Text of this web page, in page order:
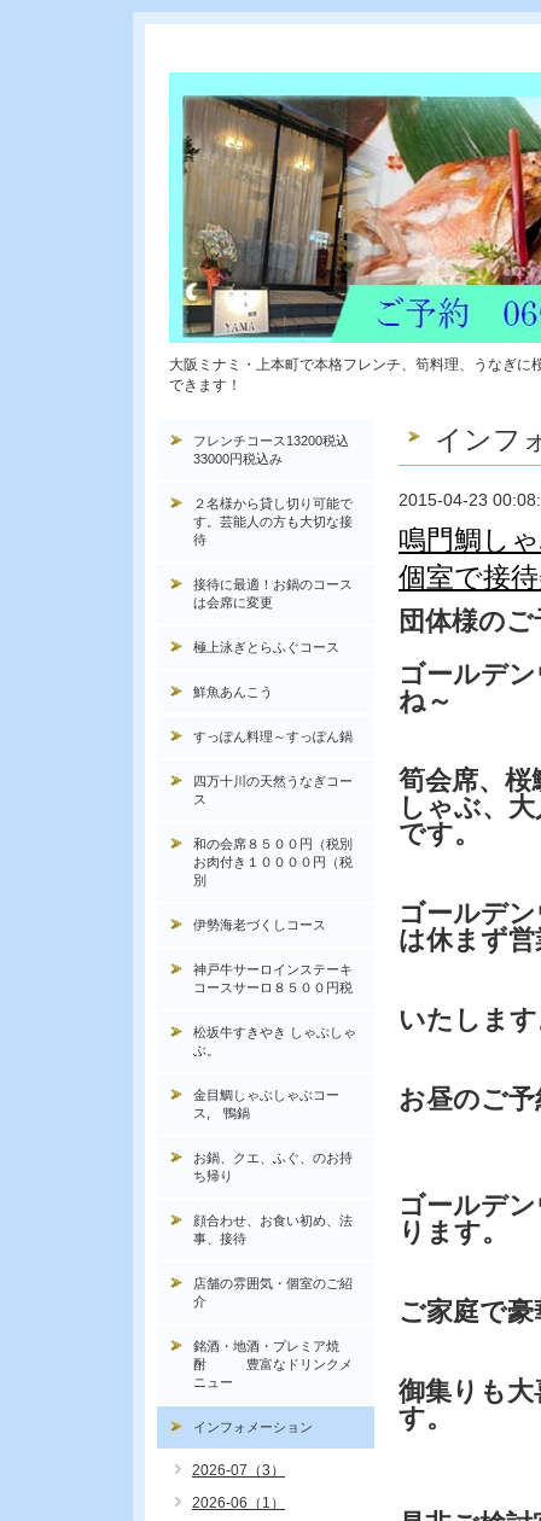
大阪ミナミ・上本町で本格フレンチ、筍料理、うなぎ
できます！
インフ
2015-04-23
鳴門鯛し
個室で接
団体様の
ゴールデ
ね～
筍会席、桜
しゃぶ、
です。
ゴールデ
は休まず営
いたしま
お昼のご
ゴールデ
ります。
ご家庭で
御集りも
す。
フレンチコース13200税込
33000円税込み
２名様から貸し切り可能で
す。芸能人の方も大切な接
待
接待に最適！お鍋のコース
は会席に変更
極上泳ぎとらふぐコース
鮮魚あんこう
すっぽん料理～すっぽん鍋
四万十川の天然うなぎコー
ス
和の会席８５００円（税別
お肉付き１００００円（税
別
伊勢海老づくしコース
神戸牛サーロインステーキ
コースサーロ８５００円税
松坂牛すきやき しゃぶしゃ
ぶ。
金目鯛しゃぶしゃぶコー
ス, 鴨鍋
お鍋、クエ、ふぐ、のお持
ち帰り
顔合わせ、お食い初め、法
事、接待
店舗の雰囲気・個室のご紹
介
銘酒・地酒・プレミア焼
酎 豊富なドリンクメ
ニュー
インフォメーション
2026-07（3）
2026-06（1）